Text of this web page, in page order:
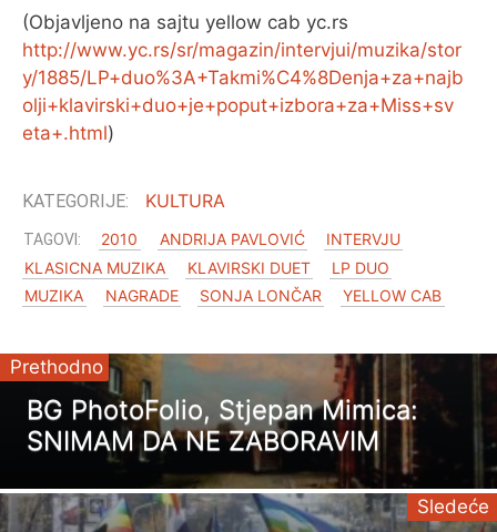
(Objavljeno na sajtu yellow cab yc.rs
http://www.yc.rs/sr/magazin/intervjui/muzika/stor
y/1885/LP+duo%3A+Takmi%C4%8Denja+za+najb
olji+klavirski+duo+je+poput+izbora+za+Miss+sv
eta+.html)
KULTURA
2010 ANDRIJA PAVLOVIĆ
INTERVJU
KLASICNA MUZIKA
KLAVIRSKI DUET
LP DUO
MUZIKA
NAGRADE SONJA LONČAR YELLOW CAB
Prethodno
BG PhotoFolio, Stjepan Mimica:
SNIMAM DA NE ZABORAVIM
Sledeće